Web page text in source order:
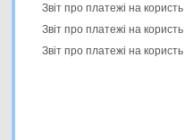
Звіт про платежі на
Звіт про платежі на
Звіт про платежі на